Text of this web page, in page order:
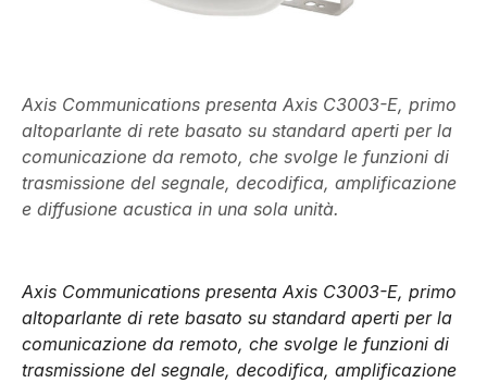
Axis Communications presenta Axis C3003-E, primo
altoparlante di rete basato su standard aperti per la
comunicazione da remoto, che svolge le funzioni di
trasmissione del segnale, decodifica, amplificazione
e diffusione acustica in una sola unità.
Axis Communications presenta Axis C3003-E, primo
altoparlante di rete basato su standard aperti per la
comunicazione da remoto, che svolge le funzioni di
trasmissione del segnale, decodifica, amplificazione